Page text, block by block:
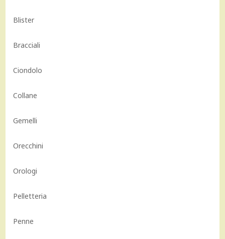
Blister
Bracciali
Ciondolo
Collane
Gemelli
Orecchini
Orologi
Pelletteria
Penne